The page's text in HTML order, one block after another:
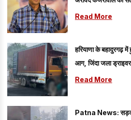
Read More
हरियाणा के बहादुरगढ़
आग, जिंदा जला ड्राइवर
Read More
Patna News: सड़क